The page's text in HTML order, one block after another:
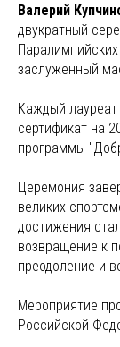
Валерий
двукратный
заслуженный
Каждый
сертификат на
программы
Церемония
великих
достижения
возвращение к
преодоление и
Мероприятие
Российской